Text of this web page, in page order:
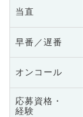
当直
早番／遅番
オンコール
応募資格・
経験